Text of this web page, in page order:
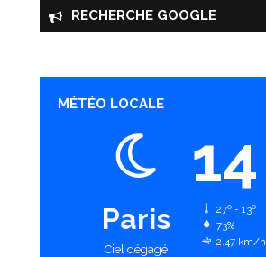
RECHERCHE GOOGLE
MÉTÉO LOCALE
Paris
Ciel dégagé
14
27º - 13º
73%
2.47 km/h